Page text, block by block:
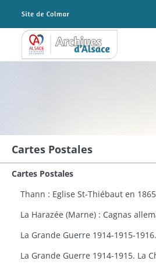
Archives Alsace - Colmar
Cartes Postales
Cartes Postales
Thann : Eglise St-Thiébaut en 1865
La Harazée (Marne) : Cagnas